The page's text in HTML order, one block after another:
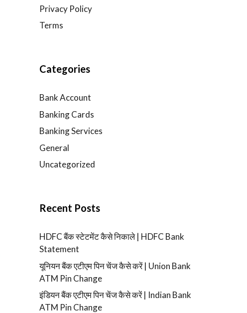
Privacy Policy
Terms
Categories
Bank Account
Banking Cards
Banking Services
General
Uncategorized
Recent Posts
HDFC बैंक स्टेटमेंट कैसे निकाले | HDFC Bank
Statement
यूनियन बैंक एटीएम पिन चेंज कैसे करें | Union Bank
ATM Pin Change
इंडियन बैंक एटीएम पिन चेंज कैसे करें | Indian Bank
ATM Pin Change